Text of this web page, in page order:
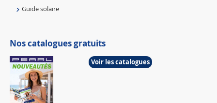
Guide solaire
Nos catalogues gratuits
Voir les catalogues